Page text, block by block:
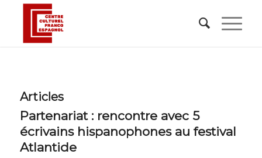
Articles
Partenariat : rencontre avec 5
écrivains hispanophones au festival
Atlantide